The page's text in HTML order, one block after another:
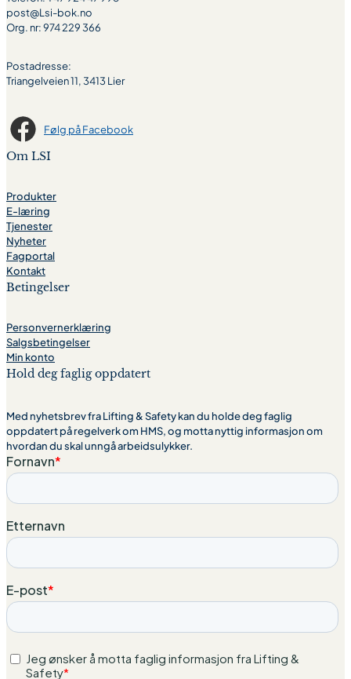
post@Lsi-bok.no
Org. nr: 974 229 366
Postadresse:
Triangelveien 11, 3413 Lier
Følg på Facebook
Om LSI
Produkter
E-læring
Tjenester
Nyheter
Fagportal
Kontakt
Betingelser
Personvernerklæring
Salgsbetingelser
Min konto
Hold deg faglig oppdatert
Med nyhetsbrev fra Lifting & Safety kan du holde deg faglig
oppdatert på regelverk om HMS, og motta nyttig informasjon om
hvordan du skal unngå arbeidsulykker.